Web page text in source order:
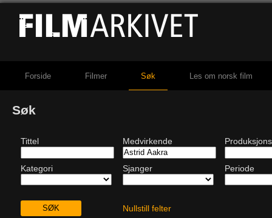
Forside Filmer Søk Les om norsk film
Søk
Tittel Medvirkende
Kategori Sjanger Periode
Nullstill felter